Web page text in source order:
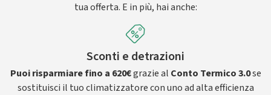
tua offerta. E in più, hai anche:
Sconti e detrazioni
Puoi risparmiare fino a 620€grazie al Conto Termico 3.0se
sostituisci il tuo climatizzatore con uno ad alta efficienza